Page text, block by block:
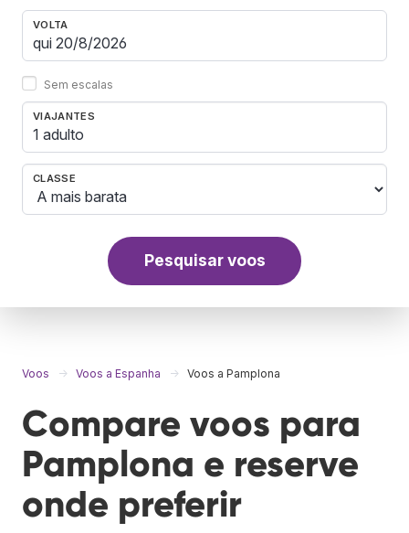
VOLTA
Sem escalas
VIAJANTES
1 adulto
CLASSE
Pesquisar voos
Voos Voos a Espanha Voos a Pamplona
Compare voos para
Pamplona e reserve
onde preferir